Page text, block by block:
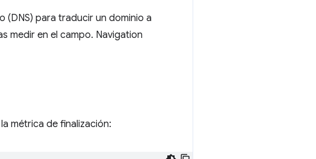
(DNS) para traducir un dominio a
medir en el campo. Navigation
métrica de finalización: